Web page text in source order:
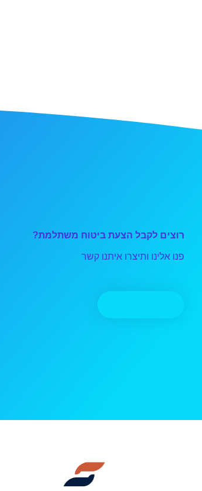
רוצים לקבל הצעת ביטוח משתלמת?
פנו אלינו ותיצרו איתנו קשר